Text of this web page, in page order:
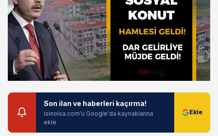
Son ilan ve haberleri kaçırma!
isinolsa.com'u Google'da kaynaklarına
ekle